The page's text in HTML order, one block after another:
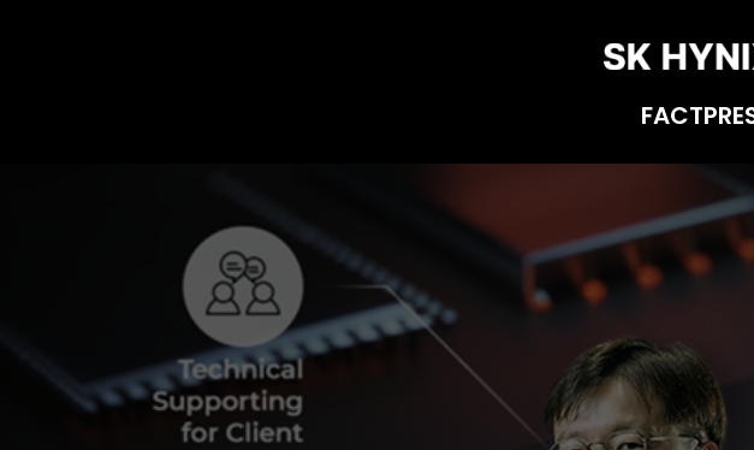
FACT
SK하이닉스 박문필 부사장, “HBM 품질 검증, 고객 인증 등 역량